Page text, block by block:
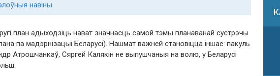
навіны
план адыходзіць нават значнасць самой тэмы планаванай сустрэчы
па мадэрнізацыі Беларусі). Нашмат важней становіцца іншае: пакуль
Атрошчанкаў, Сяргей Калякін не выпушчаныя на волю, у Беларусі